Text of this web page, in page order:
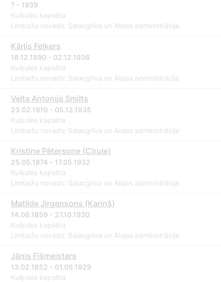
? - 1939
Kuiķules kapsēta
Limbažu novads: Salacgrīva un Alojas administrācija
Kārlis Felkers
18.12.1890 - 02.12.1936
Kuiķules kapsēta
Limbažu novads: Salacgrīva un Alojas administrācija
Velta Antonija Smilts
23.02.1910 - 05.12.1935
Kuiķules kapsēta
Limbažu novads: Salacgrīva un Alojas administrācija
Kristīne Pētersone (Cīrule)
25.05.1874 - 17.05.1932
Kuiķules kapsēta
Limbažu novads: Salacgrīva un Alojas administrācija
Matilde Jirgensons (Kariņš)
14.06.1859 - 27.10.1930
Kuiķules kapsēta
Limbažu novads: Salacgrīva un Alojas administrācija
Jānis Fišmeistars
13.02.1852 - 01.05.1929
Kuiķules kapsēta